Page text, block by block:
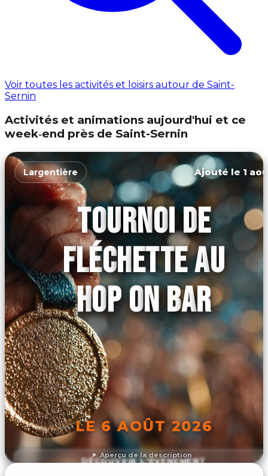
Voir toutes les activités et loisirs autour de Saint-
Sernin
Activités et animations aujourd'hui et ce
week‑end près de Saint-Sernin
Aperçu de la description
Largentière Ajouté le 1
TOURNOI DE
FLÉCHETTE AU
HOP ON BAR
LE 6 AOÛT 2026
DÉCOUVRIR L'ÉVÉNEMENT